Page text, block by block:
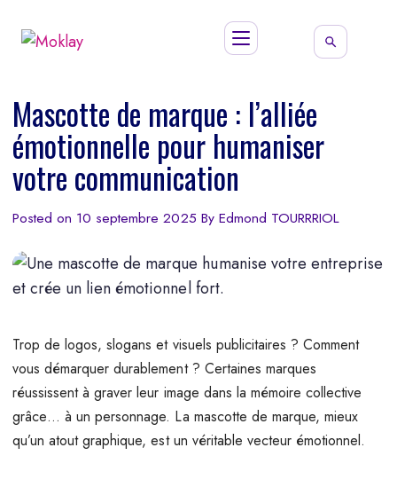
Mascotte de marque : l’alliée
émotionnelle pour humaniser
votre communication
Posted on 10 septembre 2025 By Edmond TOURRRIOL
Trop de logos, slogans et visuels publicitaires ? Comment
vous démarquer durablement ? Certaines marques
réussissent à graver leur image dans la mémoire collective
grâce… à un personnage. La mascotte de marque, mieux
qu’un atout graphique, est un véritable vecteur émotionnel.